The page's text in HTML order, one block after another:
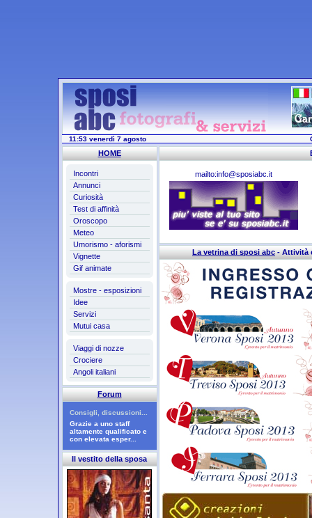
11:53 venerdì 7 agosto
HOME
Incontri
Annunci
Curiosità
Test di affinità
Oroscopo
Meteo
Umorismo - aforismi
Vignette
Gif animate
Mostre - esposizioni
Idee
Servizi
Mutui casa
Viaggi di nozze
Crociere
Angoli italiani
Forum
Consigli, discussioni...
Grazie a uno staff
altamente qualificato e
con elevata esper...
Il vestito della sposa
mailto:info@sposiabc.it
La vetrina di sposi abc- Attività